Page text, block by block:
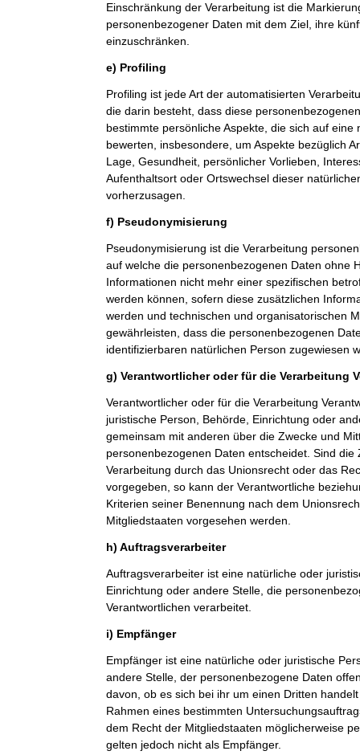
Einschränkung der Verarbeitung ist die
personenbezogener Daten mit dem Ziel, ihre
einzuschränken.
e) Profiling
Profiling ist jede Art der automatisierten
die darin besteht, dass diese
bestimmte persönliche Aspekte, die sich auf
bewerten, insbesondere, um Aspekte bezüglich
Lage, Gesundheit, persönlicher Vorlieben,
Aufenthaltsort oder Ortswechsel dieser
vorherzusagen.
f) Pseudonymisierung
Pseudonymisierung ist die Verarbeitung
auf welche die personenbezogenen Daten ohne
Informationen nicht mehr einer spezifischen
werden können, sofern diese zusätzlichen
werden und technischen und organisatorischen
gewährleisten, dass die personenbezogenen
identifizierbaren natürlichen Person zugewiesen
g) Verantwortlicher oder für die Verarbeitung
Verantwortlicher oder für die Verarbeitung
juristische Person, Behörde, Einrichtung oder
gemeinsam mit anderen über die Zwecke und
personenbezogenen Daten entscheidet. Sind die
Verarbeitung durch das Unionsrecht oder das
vorgegeben, so kann der Verantwortliche
Kriterien seiner Benennung nach dem
Mitgliedstaaten vorgesehen werden.
h) Auftragsverarbeiter
Auftragsverarbeiter ist eine natürliche oder
Einrichtung oder andere Stelle, die
Verantwortlichen verarbeitet.
i) Empfänger
Empfänger ist eine natürliche oder juristische
andere Stelle, der personenbezogene Daten
davon, ob es sich bei ihr um einen Dritten
Rahmen eines bestimmten
dem Recht der Mitgliedstaaten möglicherweise
gelten jedoch nicht als Empfänger.